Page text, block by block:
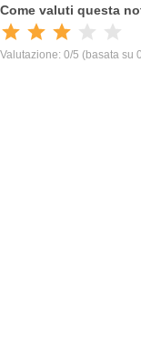
Come valuti questa
Valutazione: 0/5 (basata su